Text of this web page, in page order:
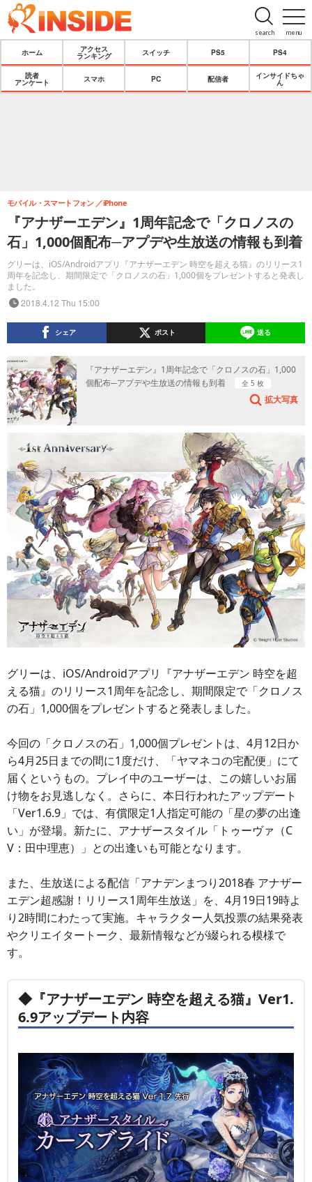
menu
search
ホーム
アクセス
ランキング
スイッチ PS5 PS4
読者
アンケート
スマホ PC 配信者
インサイドちゃ
ん
『アナザーエデン』1周年記念で「クロノスの
石」1,000個配布─アプデや生放送の情報も到着
グリーは、iOS/Androidアプリ『アナザーエデン 時空を超える猫』のリリース1
周年を記念し、期間限定で「クロノスの石」1,000個をプレゼントすると発表し
ました。
モバイル・スマートフォン iPhone
2018.4.12 Thu 15:00
シェア ポスト 送る
『アナザーエデン』1周年記念で「クロノスの石」1,000
個配布─アプデや生放送の情報も到着
全 5 枚
拡大写真
グリーは、iOS/Androidアプリ『アナザーエデン 時空を超
える猫』のリリース1周年を記念し、期間限定で「クロノス
の石」1,000個をプレゼントすると発表しました。
今回の「クロノスの石」1,000個プレゼントは、4月12日か
ら4月25日までの間に1度だけ、「ヤマネコの宅配便」にて
届くというもの。プレイ中のユーザーは、この嬉しいお届
け物をお見逃しなく。さらに、本日行われたアップデート
「Ver1.6.9」では、有償限定1人指定可能の「星の夢の出逢
い」が登場。新たに、アナザースタイル「トゥーヴァ（C
V：田中理恵）」との出逢いも可能となります。
また、生放送による配信「アナデンまつり2018春 アナザー
エデン超感謝！リリース1周年生放送」を、4月19日19時よ
り2時間にわたって実施。キャラクター人気投票の結果発表
やクリエイタートーク、最新情報などが綴られる模様で
す。
◆『アナザーエデン 時空を超える猫』Ver1.
6.9アップデート内容